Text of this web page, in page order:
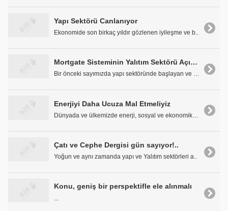
Yapı Sektörü Canlanıyor
Ekonomide son birkaç yıldır gözlenen iyileşme ve b..
Mortgate Sisteminin Yalıtım Sektörü Açısından Önemi
Bir önceki sayımızda yapı sektöründe başlayan ve a..
Enerjiyi Daha Ucuza Mal Etmeliyiz
Dünyada ve ülkemizde enerji, sosyal ve ekonomik ka..
Çatı ve Cephe Dergisi gün sayıyor!..
Yoğun ve aynı zamanda yapı ve Yalıtım sektörleri a..
Konu, geniş bir perspektifle ele alınmalı